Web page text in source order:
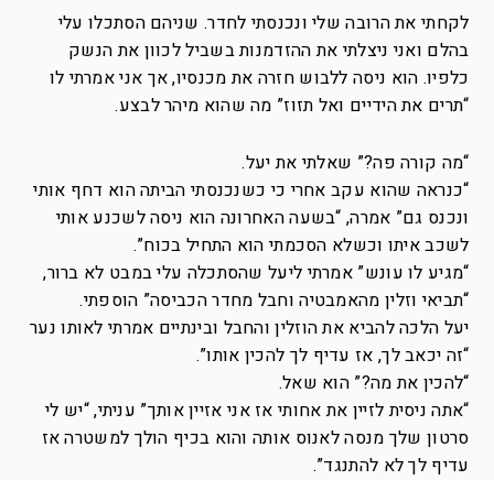
לקחתי את הרובה שלי ונכנסתי לחדר. שניהם הסתכלו עלי
בהלם ואני ניצלתי את ההזדמנות בשביל לכוון את הנשק
כלפיו. הוא ניסה ללבוש חזרה את מכנסיו, אך אני אמרתי לו
“תרים את הידיים ואל תזוז” מה שהוא מיהר לבצע.
“מה קורה פה?” שאלתי את יעל.
“כנראה שהוא עקב אחרי כי כשנכנסתי הביתה הוא דחף אותי
ונכנס גם” אמרה, “בשעה האחרונה הוא ניסה לשכנע אותי
לשכב איתו וכשלא הסכמתי הוא התחיל בכוח”.
“מגיע לו עונש” אמרתי ליעל שהסתכלה עלי במבט לא ברור,
“תביאי וזלין מהאמבטיה וחבל מחדר הכביסה” הוספתי.
יעל הלכה להביא את הוזלין והחבל ובינתיים אמרתי לאותו נער
“זה יכאב לך, אז עדיף לך להכין אותו”.
“להכין את מה?” הוא שאל.
“אתה ניסית לזיין את אחותי אז אני אזיין אותך” עניתי, “יש לי
סרטון שלך מנסה לאנוס אותה והוא בכיף הולך למשטרה אז
עדיף לך לא להתנגד”.